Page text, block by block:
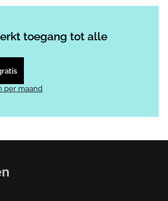
toegang tot alle
per maand